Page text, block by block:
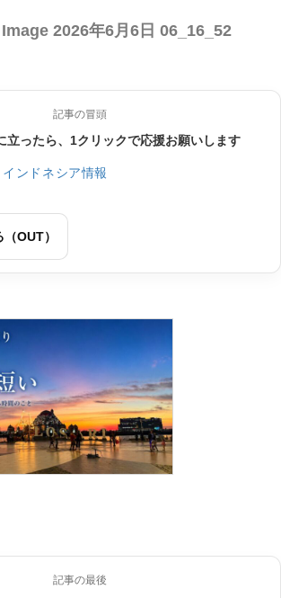
2026年6月6日 06_16_52
記事の冒頭
立ったら、1クリックで応援お願いします
OUT）
記事の最後